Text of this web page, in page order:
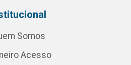
Somos
Acesso